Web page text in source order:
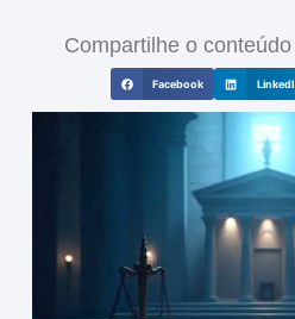
Compartilhe o
Facebook